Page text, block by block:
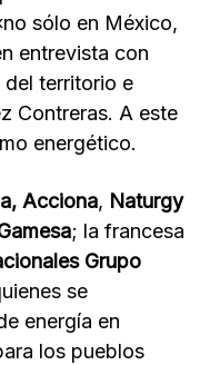
sólo en México,
entrevista con
territorio e
Contreras. A este
energético.
Acciona, Naturgy
; la francesa
Grupo
se
energía en
los pueblos